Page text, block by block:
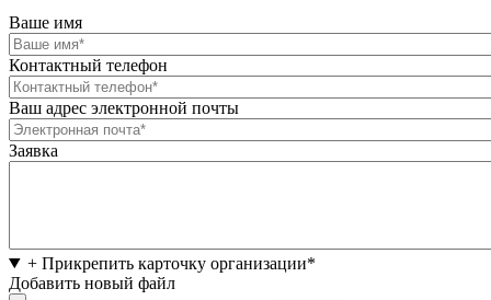
Ваше имя
Контактный телефон
Ваш адрес электронной почты
Заявка
+ Прикрепить карточку организации*
Добавить новый файл